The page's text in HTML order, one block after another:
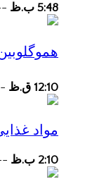
5:48 ب.ظ
12:10 ق.ظ
مواد
2:10 ب.ظ